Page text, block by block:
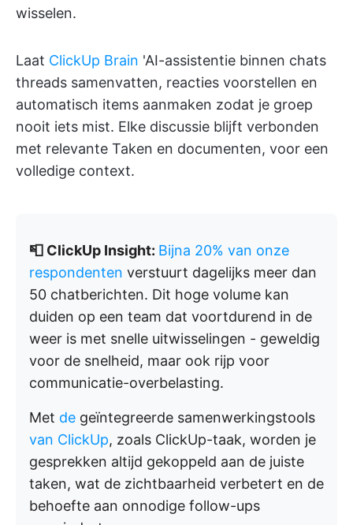
wisselen.
Laat ClickUp Brain 'AI-assistentie binnen chats
threads samenvatten, reacties voorstellen en
automatisch items aanmaken zodat je groep
nooit iets mist. Elke discussie blijft verbonden
met relevante Taken en documenten, voor een
volledige context.
📮 ClickUp Insight: Bijna 20% van onze
respondenten verstuurt dagelijks meer dan
50 chatberichten. Dit hoge volume kan
duiden op een team dat voortdurend in de
weer is met snelle uitwisselingen - geweldig
voor de snelheid, maar ook rijp voor
communicatie-overbelasting.
Met de geïntegreerde samenwerkingstools
van ClickUp, zoals ClickUp-taak, worden je
gesprekken altijd gekoppeld aan de juiste
taken, wat de zichtbaarheid verbetert en de
behoefte aan onnodige follow-ups